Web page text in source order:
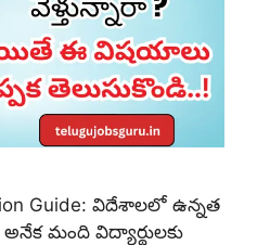
Guide: విదేశాలలో ఉన్నత
మంది విద్యార్థులకు